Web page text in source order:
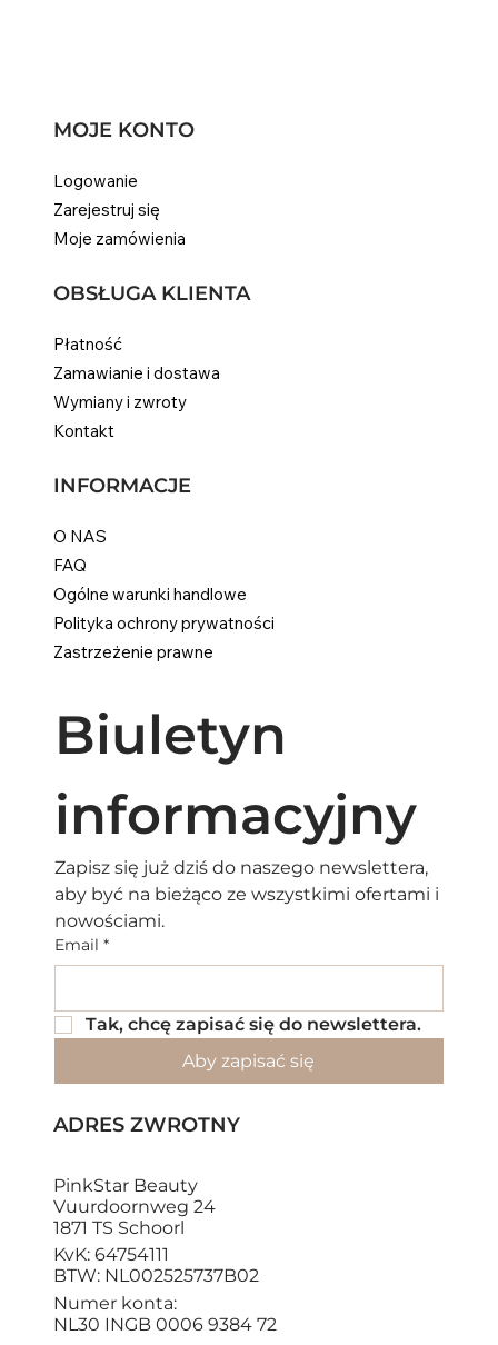
MOJE KONTO
Logowanie
Zarejestruj się
Moje zamówienia
Biuletyn
informacyjny
Zapisz się już dziś do naszego newslettera,
aby być na bieżąco ze wszystkimi ofertami i
nowościami.
Email *
Tak, chcę zapisać się do newslettera.
Aby zapisać się
OBSŁUGA KLIENTA
Płatność
Zamawianie i dostawa
Wymiany i zwroty
Kontakt
INFORMACJE
O NAS
FAQ
Ogólne warunki handlowe
Polityka ochrony prywatności
Zastrzeżenie prawne
ADRES ZWROTNY
PinkStar Beauty
Vuurdoornweg 24
1871 TS Schoorl
KvK: 64754111
BTW: NL002525737B02
Numer konta:
NL30 INGB 0006 9384 72